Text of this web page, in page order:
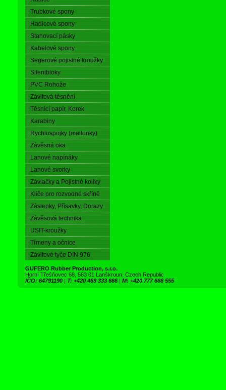
Trubkové spony
Hadicové spony
Stahovací pásky
Kabelové spony
Segerové pojistné kroužky
Silentbloky
PVC Rohože
Závitová těsnění
Těsnící papír, Korek
Karabiny
Rychlospojky (mailonky)
Závěsná oka
Lanové napínáky
Lanové svorky
Závlačky a Pojistné kolíky
Klíče pro rozvodné skříně
Záslepky, Přísavky, Dorazy
Závěsová technika
USIT-kroužky
Třmeny a očnice
Závitové tyče DIN 976
GUFERO Rubber Production, s.r.o.
Horní Třešňovec 68, 563 01 Lanškroun, Czech Republic
IČO: 64791190 | T: +420 469 333 666 | M: +420 777 666 555